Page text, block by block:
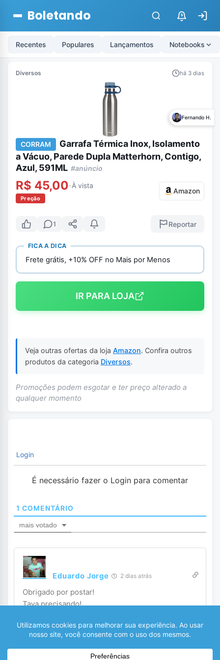
Boletando $
Recentes Populares Lançamentos Notebooks
Diversos há 3 dias
Fernando H.
CORRAM
Garrafa Térmica Inox, Isolamento
a Vácuo, Parede Dupla Matterhorn, Contigo,
Azul, 591ML #anúncio
R$ 45,00-À vista
Preção
Amazon
1 Reportar
FICA A DICA
Frete grátis, +10% OFF no Mais por Menos
IR PARA LOJA
Veja outras ofertas da loja Amazon. Confira outros
produtos da categoria Diversos.
Promoções podem esgotar e ter preço alterado a
qualquer momento
Login
É necessário fazer o Login para comentar
1 COMENTÁRIO
mais votado
Eduardo Jorge 2 dias atrás
Obrigado por postar!
Tava precisando!
0